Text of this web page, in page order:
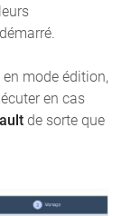
en mode édition,
en cas
de sorte que